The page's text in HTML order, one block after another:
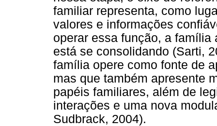
familiar representa, como
valores e informações
operar essa função, a família
está se consolidando (Sarti,
família opere como fonte de
mas que também apresente
papéis familiares, além de
interações e uma nova
Sudbrack, 2004).